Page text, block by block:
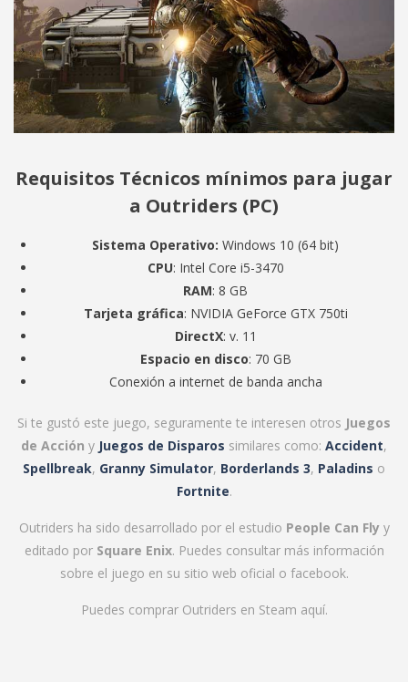
Requisitos Técnicos mínimos para jugar
a Outriders (PC)
Sistema Operativo: Windows 10 (64 bit)
CPU: Intel Core i5-3470
RAM: 8 GB
Tarjeta gráfica: NVIDIA GeForce GTX 750ti
DirectX: v. 11
Espacio en disco: 70 GB
Conexión a internet de banda ancha
Si te gustó este juego, seguramente te interesen otros Juegos
de Acción y Juegos de Disparos similares como: Accident,
Spellbreak, Granny Simulator, Borderlands 3, Paladins o
Fortnite.
Outriders ha sido desarrollado por el estudio People Can Flyy
editado por Square Enix. Puedes consultar más información
sobre el juego en su sitio web oficial o facebook.
Puedes comprar Outriders en Steam aquí.